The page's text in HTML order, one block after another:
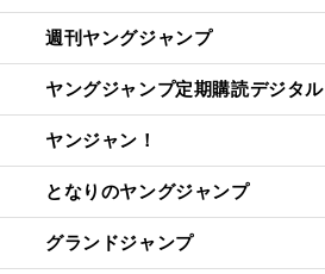
週刊ヤングジャンプ
ヤングジャンプ定期購読デジタル
ヤンジャン！
となりのヤングジャンプ
グランドジャンプ